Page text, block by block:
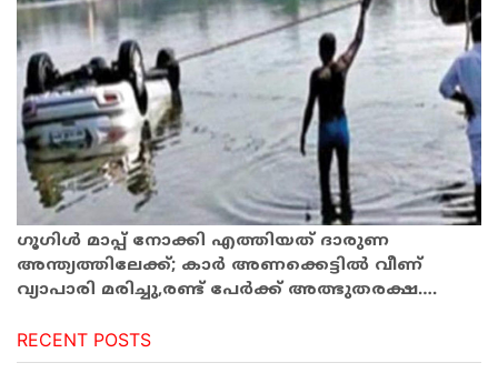
ഗൂഗിള്‍ മാപ്പ് നോക്കി എത്തിയത് ദാരുണ
അന്ത്യത്തിലേക്ക്;‌ കാര്‍ അണക്കെട്ടില്‍ വീണ്
വ്യാപാരി മരിച്ചു,രണ്ട് പേര്‍ക്ക് അത്ഭുതരക്ഷ….
RECENT POSTS